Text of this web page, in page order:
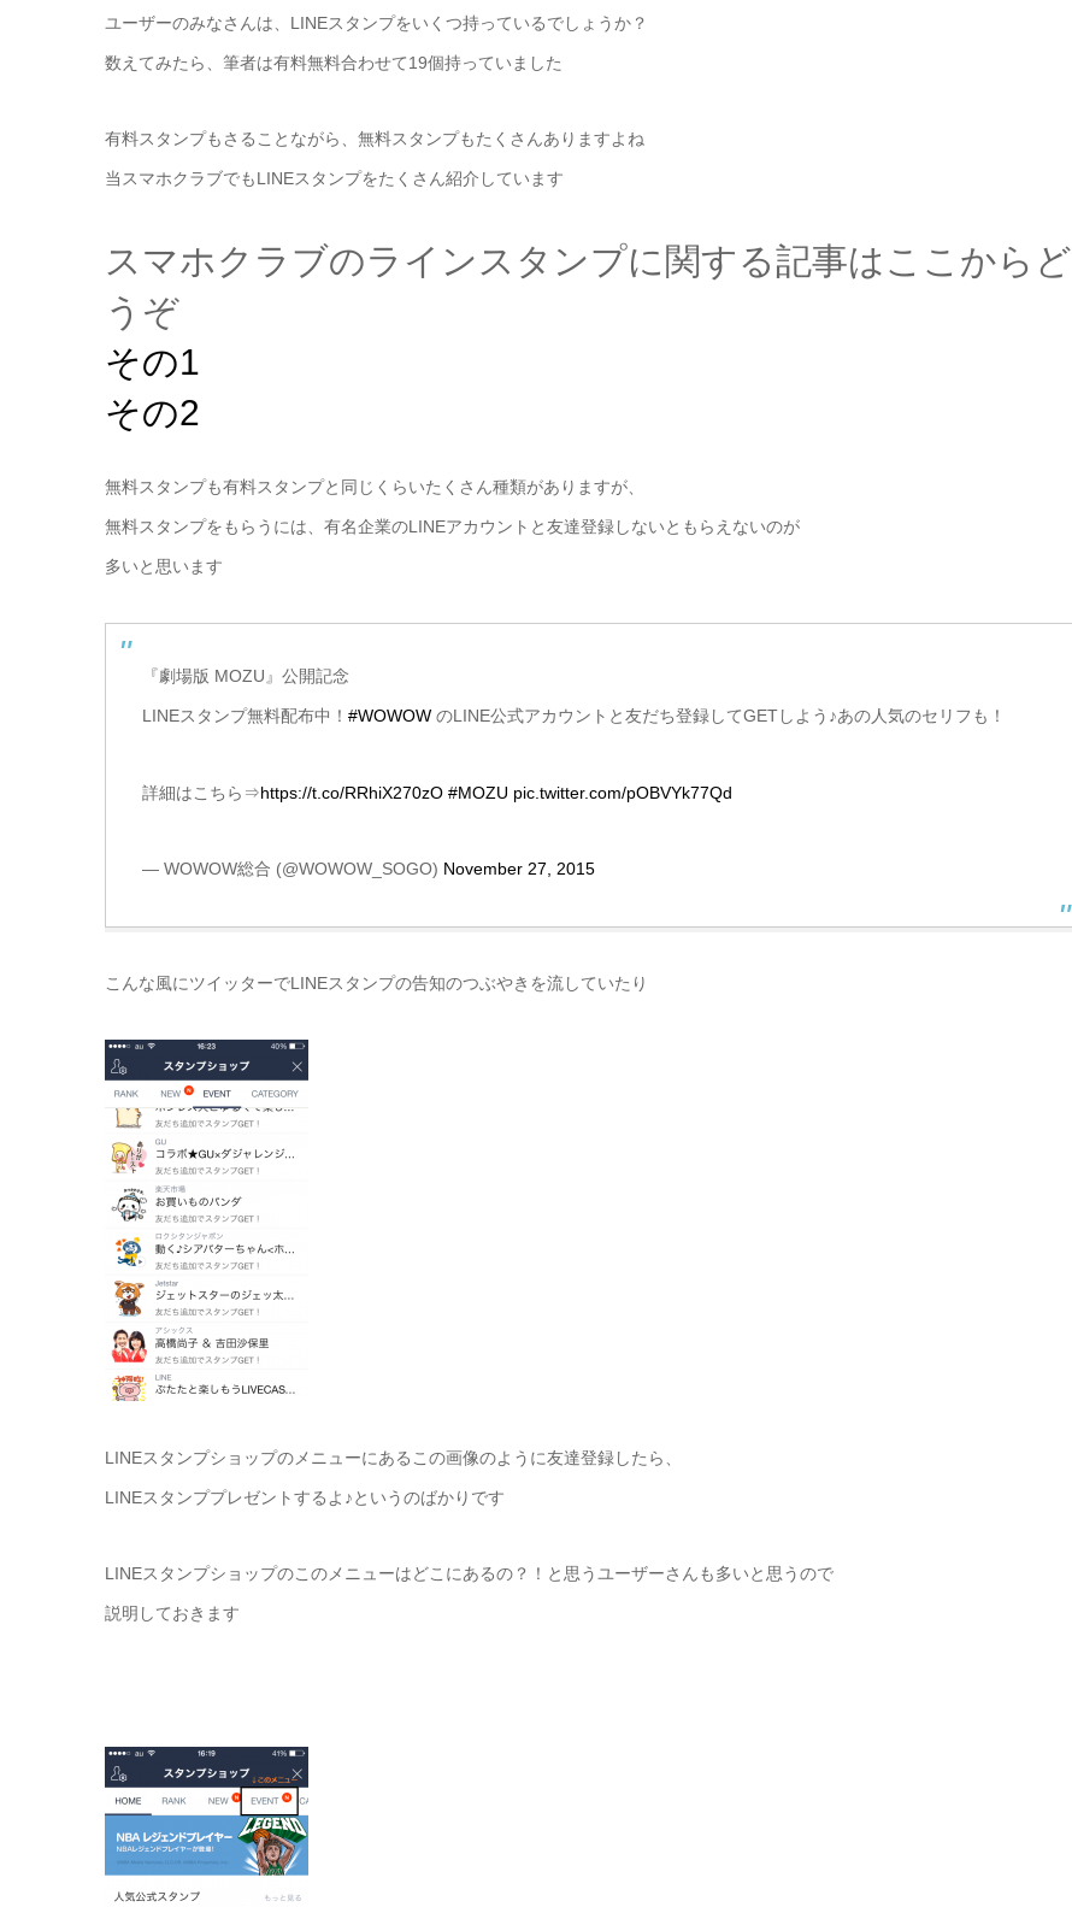
ユーザーのみなさんは、LINEスタンプをいくつ持っているでしょうか？
数えてみたら、筆者は有料無料合わせて19個持っていました
有料スタンプもさることながら、無料スタンプもたくさんありますよね
当スマホクラブでもLINEスタンプをたくさん紹介しています
スマホクラブのラインスタンプに関する記事はここからど
うぞ
その1
その2
無料スタンプも有料スタンプと同じくらいたくさん種類がありますが、
無料スタンプをもらうには、有名企業のLINEアカウントと友達登録しないともらえないのが
多いと思います
『劇場版 MOZU』公開記念
LINEスタンプ無料配布中！ #WOWOW のLINE公式アカウントと友だち登録してGETしよう♪あの人気のセリフも！
詳細はこちら⇒https://t.co/RRhiX270zO #MOZU pic.twitter.com/pOBVYk77Qd
— WOWOW総合 (@WOWOW_SOGO) November 27, 2015
こんな風にツイッターでLINEスタンプの告知のつぶやきを流していたり
LINEスタンプショップのメニューにあるこの画像のように友達登録したら、
LINEスタンププレゼントするよ♪というのばかりです
LINEスタンプショップのこのメニューはどこにあるの？！と思うユーザーさんも多いと思うので
説明しておきます